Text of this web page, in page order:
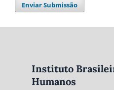
Enviar Submissão
Instituto
Humanos